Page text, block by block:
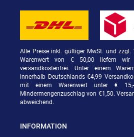
Alle Preise inkl. gültiger MwSt. und zzgl.
Warenwert von € 50,00 liefern wir
versandkostenfrei. Unter einem
innerhalb Deutschlands €4,99
mit einem Warenwert unter €
Mindermengenzuschlag von €1,50.
abweichend.
INFORMATION